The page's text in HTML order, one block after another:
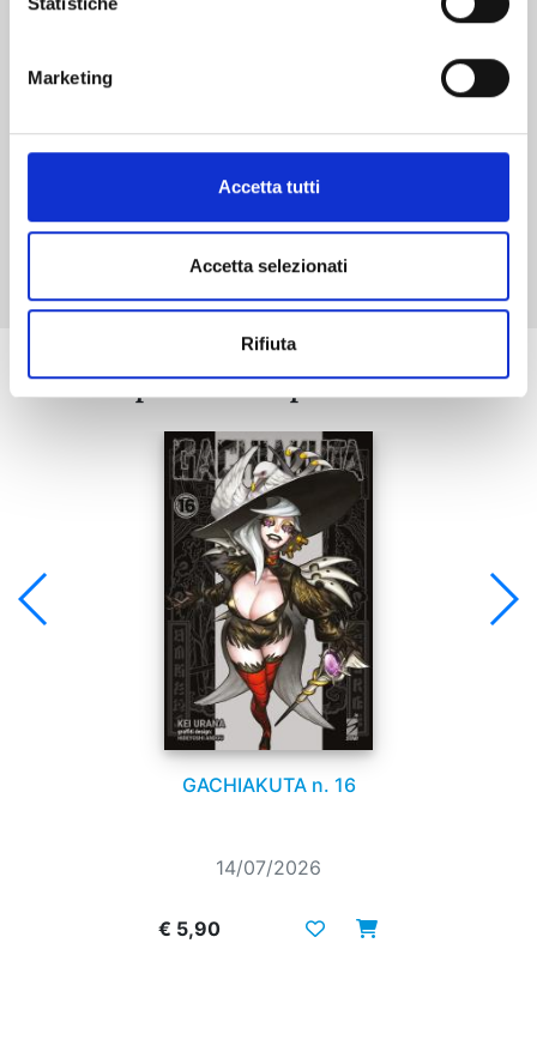
Marketing
Accetta tutti
Accetta selezionati
Rifiuta
Mostra tutto
Se ti è piaciuto prova anche:
GACHIAKUTA n. 16
14/07/2026
€ 5,90